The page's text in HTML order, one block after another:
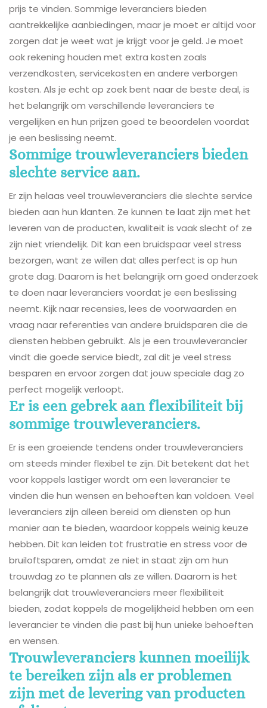
prijs te vinden. Sommige leveranciers bieden
aantrekkelijke aanbiedingen, maar je moet er altijd voor
zorgen dat je weet wat je krijgt voor je geld. Je moet
ook rekening houden met extra kosten zoals
verzendkosten, servicekosten en andere verborgen
kosten. Als je echt op zoek bent naar de beste deal, is
het belangrijk om verschillende leveranciers te
vergelijken en hun prijzen goed te beoordelen voordat
je een beslissing neemt.
Sommige trouwleveranciers bieden
slechte service aan.
Er zijn helaas veel trouwleveranciers die slechte service
bieden aan hun klanten. Ze kunnen te laat zijn met het
leveren van de producten, kwaliteit is vaak slecht of ze
zijn niet vriendelijk. Dit kan een bruidspaar veel stress
bezorgen, want ze willen dat alles perfect is op hun
grote dag. Daarom is het belangrijk om goed onderzoek
te doen naar leveranciers voordat je een beslissing
neemt. Kijk naar recensies, lees de voorwaarden en
vraag naar referenties van andere bruidsparen die de
diensten hebben gebruikt. Als je een trouwleverancier
vindt die goede service biedt, zal dit je veel stress
besparen en ervoor zorgen dat jouw speciale dag zo
perfect mogelijk verloopt.
Er is een gebrek aan flexibiliteit bij
sommige trouwleveranciers.
Er is een groeiende tendens onder trouwleveranciers
om steeds minder flexibel te zijn. Dit betekent dat het
voor koppels lastiger wordt om een leverancier te
vinden die hun wensen en behoeften kan voldoen. Veel
leveranciers zijn alleen bereid om diensten op hun
manier aan te bieden, waardoor koppels weinig keuze
hebben. Dit kan leiden tot frustratie en stress voor de
bruiloftsparen, omdat ze niet in staat zijn om hun
trouwdag zo te plannen als ze willen. Daarom is het
belangrijk dat trouwleveranciers meer flexibiliteit
bieden, zodat koppels de mogelijkheid hebben om een
leverancier te vinden die past bij hun unieke behoeften
en wensen.
Trouwleveranciers kunnen moeilijk
te bereiken zijn als er problemen
zijn met de levering van producten